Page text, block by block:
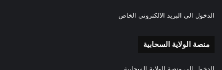
الدخول الى البريد الالكتروني الخاص
منصة الولاية السحابية